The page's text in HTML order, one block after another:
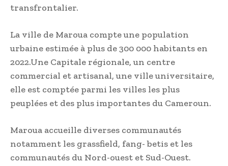
transfrontalier.
La ville de Maroua compte une population
urbaine estimée à plus de 300 000 habitants en
2022.Une Capitale régionale, un centre
commercial et artisanal, une ville universitaire,
elle est comptée parmi les villes les plus
peuplées et des plus importantes du Cameroun.
Maroua accueille diverses communautés
notamment les grassfield, fang- betis et les
communautés du Nord-ouest et Sud-Ouest.